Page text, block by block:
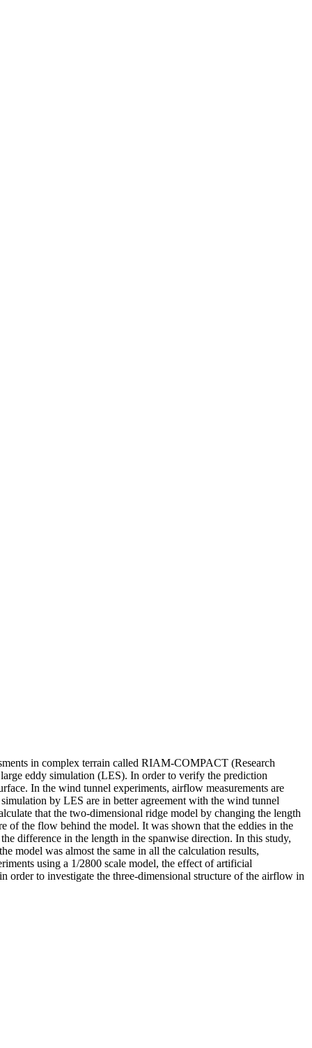
in complex terrain called RIAM-COMPACT (Research
eddy simulation (LES). In order to verify the prediction
In the wind tunnel experiments, airflow measurements are
by LES are in better agreement with the wind tunnel
that the two-dimensional ridge model by changing the length
of the flow behind the model. It was shown that the eddies in the
difference in the length in the spanwise direction. In this study,
model was almost the same in all the calculation results,
using a 1/2800 scale model, the effect of artificial
to investigate the three-dimensional structure of the airflow in